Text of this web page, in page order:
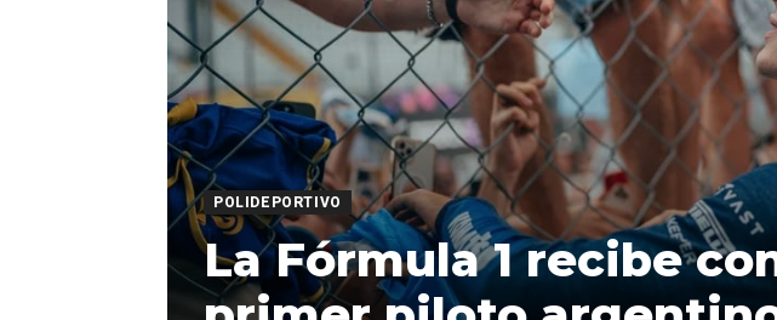
POLIDEPORTIVO
La Fórmula 1 recibe